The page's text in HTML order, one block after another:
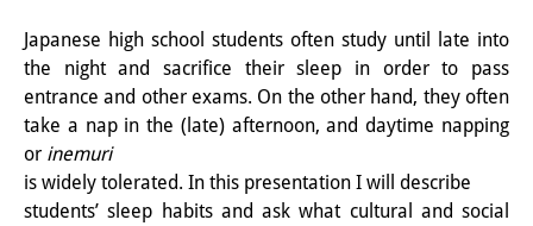
研究活動の概要
研究クラスター
日本におけるサステナビリティ
研究クラスター
Japanese high school students often study until late into
the night and sacrifice their sleep in order to pass
entrance and other exams. On the other hand, they often
take a nap in the (late) afternoon, and daytime napping
or inemuri
is widely tolerated. In this presentation I will describe
students’ sleep habits and ask what cultural and social